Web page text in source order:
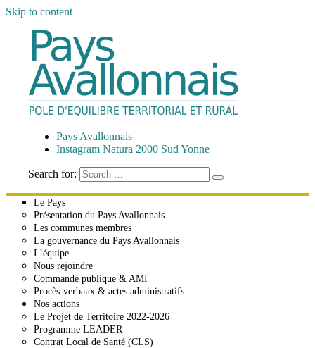
Skip to content
Pays Avallonnais
Pôle d'Équilibre Territorial et Rural
Pays Avallonnais
Instagram Natura 2000 Sud Yonne
Search for:
Le Pays
Présentation du Pays Avallonnais
Les communes membres
La gouvernance du Pays Avallonnais
L’équipe
Nous rejoindre
Commande publique & AMI
Procès-verbaux & actes administratifs
Nos actions
Le Projet de Territoire 2022-2026
Programme LEADER
Contrat Local de Santé (CLS)